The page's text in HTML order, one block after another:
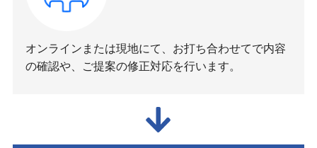
オンラインまたは現地にて、お打ち合わせてで内容
の確認や、ご提案の修正対応を行います。